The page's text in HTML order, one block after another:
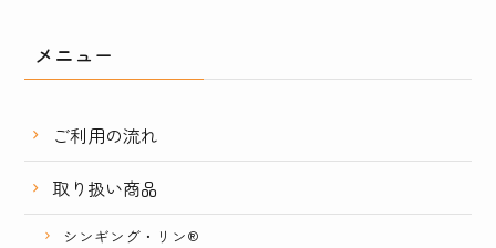
メニュー
ご利用の流れ
取り扱い商品
シンギング・リン®